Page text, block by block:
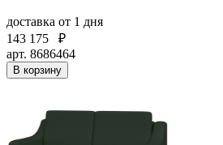
доставка от 1 дня
143 175
₽
арт. 8686464
В корзину